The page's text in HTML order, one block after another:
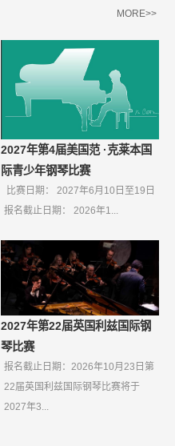
MORE>>
2027年第4届美国范 ·克莱本国
际青少年钢琴比赛
比赛日期： 2027年6月10日至19日
报名截止日期： 2026年1...
2027年第22届英国利兹国际钢
琴比赛
报名截止日期：2026年10月23日第
22届英国利兹国际钢琴比赛将于
2027年3...